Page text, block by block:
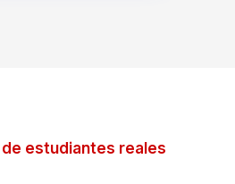
estudiantes reales